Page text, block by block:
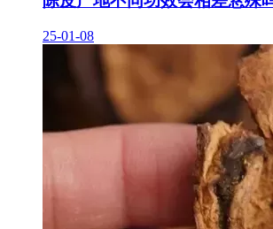
25-01-08